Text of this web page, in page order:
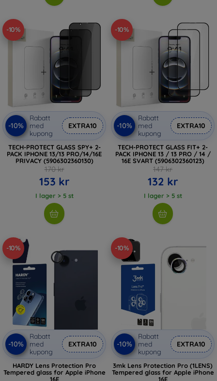
-10%
-10%
Rabatt
med
kupong
EXTRA10
TECH-PROTECT GLASS SPY+ 2-
PACK IPHONE 13/13 PRO/14/16E
PRIVACY (5906302360130)
170 kr
153 kr
I lager > 5 st
-10%
-10%
Rabatt
med
kupong
EXTRA10
TECH-PROTECT GLASS FIT+ 2-
PACK IPHONE 13 / 13 PRO / 14 /
16E SVART (5906302360123)
147 kr
132 kr
I lager > 5 st
-10%
-10%
Rabatt
med
kupong
EXTRA10
HARDY Lens Protection Pro
Tempered glass for Apple iPhone
16E
-10%
-10%
Rabatt
med
kupong
EXTRA10
3mk Lens Protection Pro (1LENS)
Tempered glass for Apple iPhone
16E